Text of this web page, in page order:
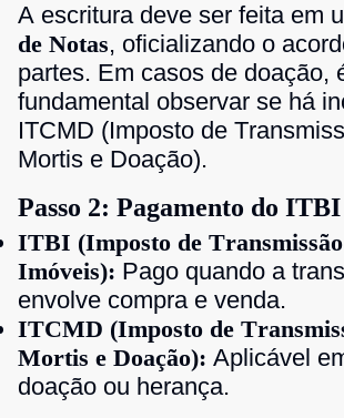
A escritura deve ser feita em
de Notas, oficializando o
partes. Em casos de doação,
fundamental observar se há
ITCMD (Imposto de
Mortis e Doação).
Passo 2: Pagamento do
ITBI (Imposto de Transmissão
Imóveis): Pago quando a
envolve compra e venda.
ITCMD (Imposto de
Mortis e Doação): Aplicável
doação ou herança.